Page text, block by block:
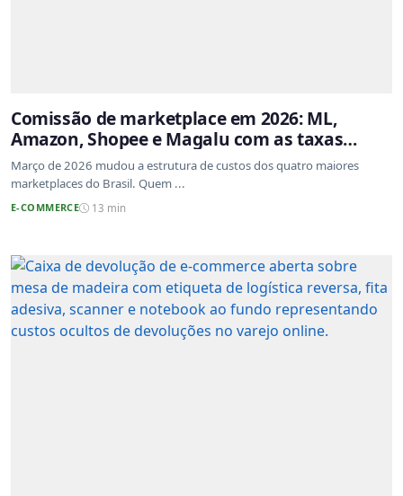
Comissão de marketplace em 2026: ML,
Amazon, Shopee e Magalu com as taxas
atualizadas
Março de 2026 mudou a estrutura de custos dos quatro maiores
marketplaces do Brasil. Quem ...
E-COMMERCE 13 min